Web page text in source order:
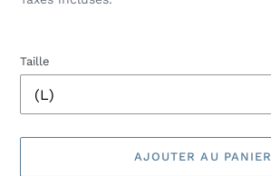
Taille
AJOUTER AU PANIER